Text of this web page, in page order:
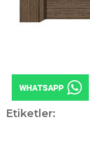
Etiketler: